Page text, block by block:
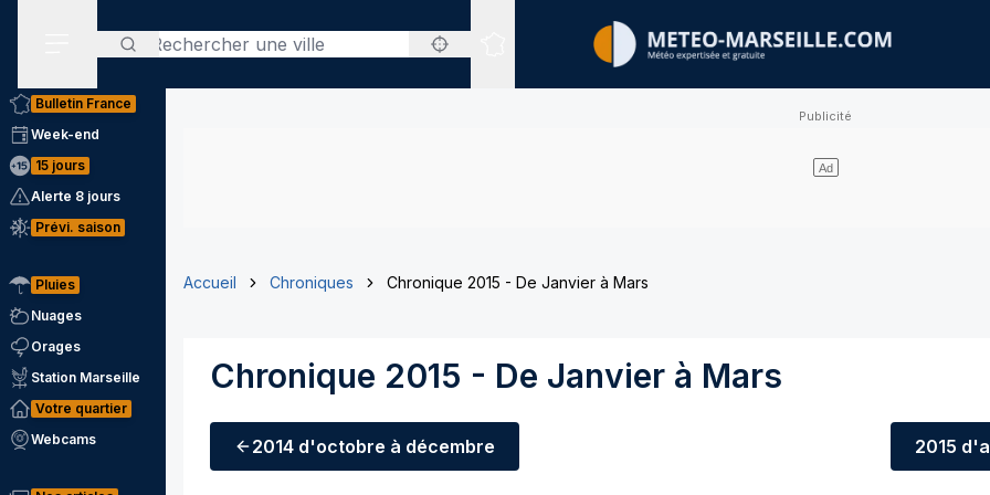
Rechercher
Sites expertisés
Bulletin France
Week-end
15 jours
Alerte 8 jours
Prévi. saison
Pluies
Nuages
Orages
Station Marseille
Votre quartier
Webcams
Accueil Chroniques Chronique 2015 - De Janvier à Mars
Chronique 2015 - De Janvier à Mars
2014 d'octobre à décembre 2015